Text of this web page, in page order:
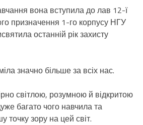
вона вступила до лав 12-ї
призначення 1-го корпусу НГУ
останній рік захисту
значно більше за всіх нас.
світлою, розумною й відкритою
багато чого навчила та
точку зору на цей світ.